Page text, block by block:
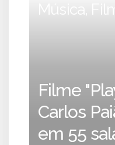
Música,
Filme
Carlos
em 55